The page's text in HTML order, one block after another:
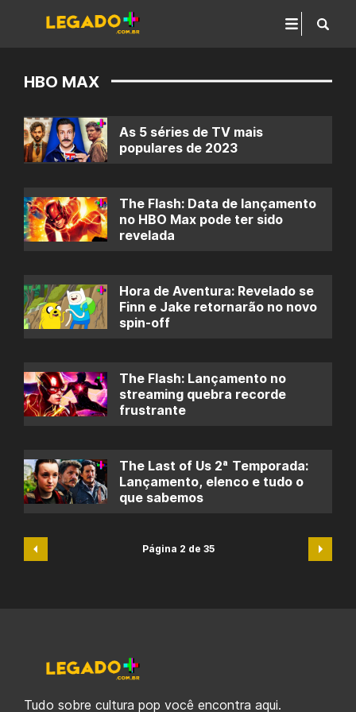
HBO MAX
As 5 séries de TV mais
populares de 2023
The Flash: Data de lançamento
no HBO Max pode ter sido
revelada
Hora de Aventura: Revelado se
Finn e Jake retornarão no novo
spin-off
The Flash: Lançamento no
streaming quebra recorde
frustrante
The Last of Us 2ª Temporada:
Lançamento, elenco e tudo o
que sabemos
Página 2 de 35
Tudo sobre cultura pop você encontra aqui.